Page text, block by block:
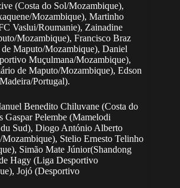
(Costa do Sol/Mozambique),
Mozambique), Martinho
Vaslui/Roumanie), Zainadine
Mozambique), Francisco Braz
Maputo/Mozambique), Daniel
Muçulmana/Mozambique),
de Maputo/Mozambique), Edson
Portugal).
Benedito Chiluvane (Costa do
Gaspar Pelembe (Mamelodi
Sud), Diogo António Alberto
Stelio Ernesto Telinho
Simão Mate Júnior(Shandong
Hagy (Liga Desportivo
Jojó (Desportivo